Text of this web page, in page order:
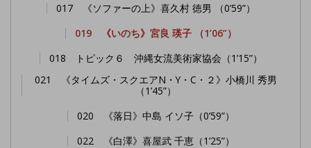
017 《ソファーの上》喜久村 徳男 （0’59”）
019 《いのち》宮良 瑛子 （1’06”）
018 トピック６ 沖縄女流美術家協会（1’15”）
021 《タイムズ・スクエアN・Y・C・２》小橋川 秀男
（1’45”）
020 《落日》中島 イソ子（0’59”）
022 《白澤》喜屋武 千恵（1’25”）